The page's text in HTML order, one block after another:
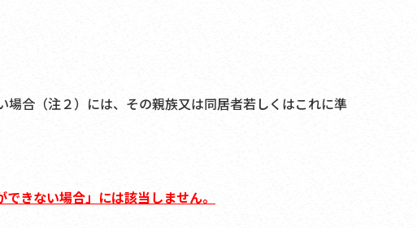
合（注２）には、その親族又は同居者若しくはこれに準
きない場合」には該当しません。